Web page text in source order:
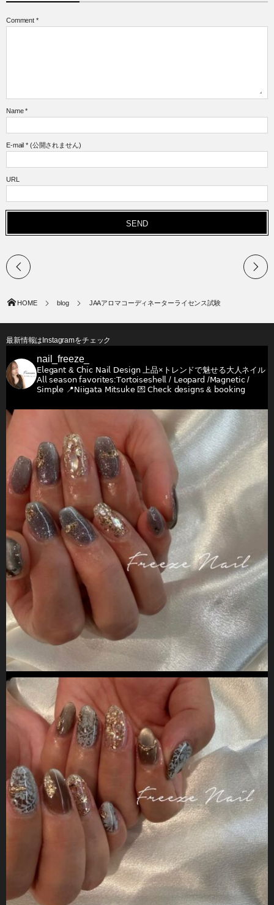
Comment *
Name *
E-mail *(公開されません)
URL
HOME blog JAAアロマコーディネーターライセンス試験
最新情報はInstagramをチェック
nail_freeze_
𝖤𝗅𝖾𝗀𝖺𝗇𝗍 & 𝖢𝗁𝗂𝖼 𝖭𝖺𝗂𝗅 𝖣𝖾𝗌𝗂𝗀𝗇上品×トレンドで魅せる大人ネイル
𝖠𝗅𝗅 𝗌𝖾𝖺𝗌𝗈𝗇 𝖿𝖺𝗏𝗈𝗋𝗂𝗍𝖾𝗌:𝖳𝗈𝗋𝗍𝗈𝗂𝗌𝖾𝗌𝗁𝖾𝗅𝗅 / 𝖫𝖾𝗈𝗉𝖺𝗋𝖽 /𝖬𝖺𝗀𝗇𝖾𝗍𝗂𝖼 /
𝖲𝗂𝗆𝗉𝗅𝖾 📍𝖭𝗂𝗂𝗀𝖺𝗍𝖺 𝖬𝗂𝗍𝗌𝗎𝗄𝖾💌 𝖢𝗁𝖾𝖼𝗄 𝖽𝖾𝗌𝗂𝗀𝗇𝗌 & 𝖻𝗈𝗈𝗄𝗂𝗇𝗀